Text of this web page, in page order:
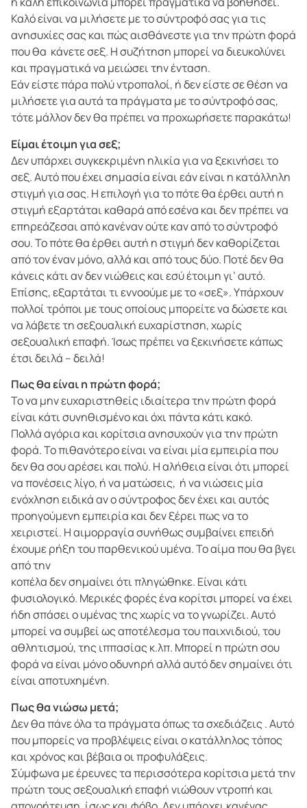
Καλό είναι να μιλήσετε με το σύντροφό σας για τις
ανησυχίες σας και πώς αισθάνεστε για την πρώτη φορά
που θα κάνετε σεξ. Η συζήτηση μπορεί να διευκολύνει
και πραγματικά να μειώσει την ένταση.
Εάν είστε πάρα πολύ ντροπαλοί, ή δεν είστε σε θέση να
μιλήσετε για αυτά τα πράγματα με το σύντροφό σας,
τότε μάλλον δεν θα πρέπει να προχωρήσετε παρακάτω!
Είμαι έτοιμη για σεξ;
Δεν υπάρχει συγκεκριμένη ηλικία για να ξεκινήσει το
σεξ. Αυτό που έχει σημασία είναι εάν είναι η κατάλληλη
στιγμή για σας. Η επιλογή για το πότε θα έρθει αυτή η
στιγμή εξαρτάται καθαρά από εσένα και δεν πρέπει να
επηρεάζεσαι από κανέναν ούτε καν από το σύντροφό
σου. Το πότε θα έρθει αυτή η στιγμή δεν καθορίζεται
από τον έναν μόνο, αλλά και από τους δύο. Ποτέ δεν θα
κάνεις κάτι αν δεν νιώθεις και εσύ έτοιμη γι’ αυτό.
Επίσης, εξαρτάται τι εννοούμε με το «σεξ». Υπάρχουν
πολλοί τρόποι με τους οποίους μπορείτε να δώσετε και
να λάβετε τη σεξουαλική ευχαρίστηση, χωρίς
σεξουαλική επαφή. Ίσως πρέπει να ξεκινήσετε κάπως
έτσι δειλά – δειλά!
Πως θα είναι η πρώτη φορά;
Το να μην ευχαριστηθείς ιδιαίτερα την πρώτη φορά
είναι κάτι συνηθισμένο και όχι πάντα κάτι κακό.
Πολλά αγόρια και κορίτσια ανησυχούν για την πρώτη
φορά. Το πιθανότερο είναι να είναι μία εμπειρία που
δεν θα σου αρέσει και πολύ. Η αλήθεια είναι ότι μπορεί
να πονέσεις λίγο, ή να ματώσεις, ή να νιώσεις μία
ενόχληση ειδικά αν ο σύντροφος δεν έχει και αυτός
προηγούμενη εμπειρία και δεν ξέρει πως να το
χειριστεί. Η αιμορραγία συνήθως συμβαίνει επειδή
έχουμε ρήξη του παρθενικού υμένα. Το αίμα που θα βγει
από την
κοπέλα δεν σημαίνει ότι πληγώθηκε. Είναι κάτι
φυσιολογικό. Μερικές φορές ένα κορίτσι μπορεί να έχει
ήδη σπάσει ο υμένας της χωρίς να το γνωρίζει. Αυτό
μπορεί να συμβεί ως αποτέλεσμα του παιχνιδιού, του
αθλητισμού, της ιππασίας κ.λπ. Μπορεί η πρώτη σου
φορά να είναι μόνο οδυνηρή αλλά αυτό δεν σημαίνει ότι
είναι αποτυχημένη.
Πως θα νιώσω μετά;
Δεν θα πάνε όλα τα πράγματα όπως τα σχεδιάζεις . Αυτό
που μπορείς να προβλέψεις είναι ο κατάλληλος τόπος
και χρόνος και βέβαια οι προφυλάξεις.
Σύμφωνα με έρευνες τα περισσότερα κορίτσια μετά την
πρώτη τους σεξουαλική επαφή νιώθουν ντροπή και